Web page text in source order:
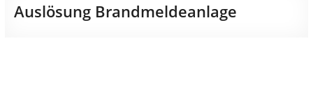
Auslösung Brandmeldeanlage